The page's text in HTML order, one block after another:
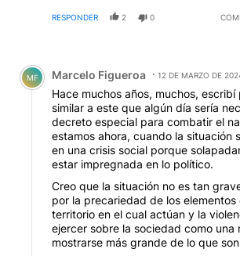
seguridad" Marcelo D'alessio.....
RESPONDER 2 0
Comentario de Marcelo Figueroa.
MF Marcelo Figueroa 12 DE MARZO DE
Hace muchos años, muchos, escribí
similar a este que algún día sería
decreto especial para combatir el
estamos ahora, cuando la situación
en una crisis social porque
estar impregnada en lo político.
Creo que la situación no es tan
por la precariedad de los elementos
territorio en el cual actúan y la
ejercer sobre la sociedad como una
mostrarse más grande de lo que